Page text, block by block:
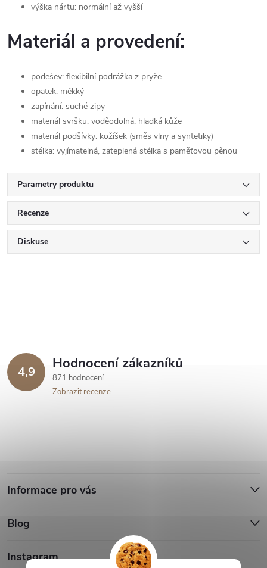
výška nártu: normální až vyšší
Materiál a provedení:
podešev: flexibilní podrážka z pryže
opatek: měkký
zapínání: suché zipy
materiál svršku: voděodolná, hladká kůže
materiál podšívky: kožíšek (směs vlny a syntetiky)
stélka: vyjímatelná, zateplená stélka s paměťovou pěnou
Parametry produktu
Recenze
Diskuse
4,9 Hodnocení zákazníků
871 hodnocení
Zobrazit recenze
á
p
Informace pro vás
Blog
Instagram